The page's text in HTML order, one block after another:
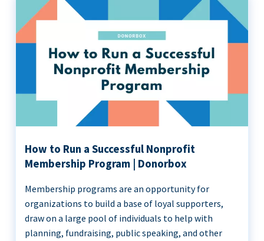
How to Run a Successful Nonprofit
Membership Program | Donorbox
Membership programs are an opportunity for
organizations to build a base of loyal supporters,
draw on a large pool of individuals to help with
planning, fundraising, public speaking, and other